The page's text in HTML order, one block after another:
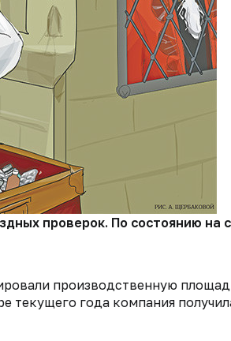
проверок. По состоянию
производственную
текущего года компания